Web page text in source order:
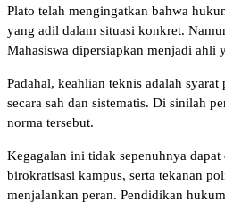
Plato telah mengingatkan bahwa
yang adil dalam situasi konkret.
Mahasiswa dipersiapkan menjadi ahli
Padahal, keahlian teknis adalah
secara sah dan sistematis. Di sinilah
norma tersebut.
Kegagalan ini tidak sepenuhnya
birokratisasi kampus, serta tekanan
menjalankan peran. Pendidikan